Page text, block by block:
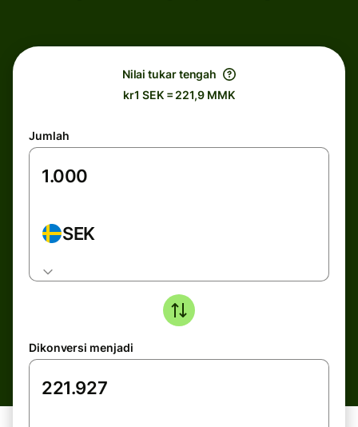
Nilai tukar tengah
kr1 SEK = 221,9 MMK
Jumlah
SEK
Dikonversi menjadi